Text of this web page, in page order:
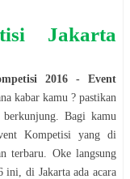
Jakarta
2016 - Event
kabar kamu ? pastikan
Bagi kamu
Kompetisi
yang di
terbaru. Oke langsung
ini, di Jakarta ada acara